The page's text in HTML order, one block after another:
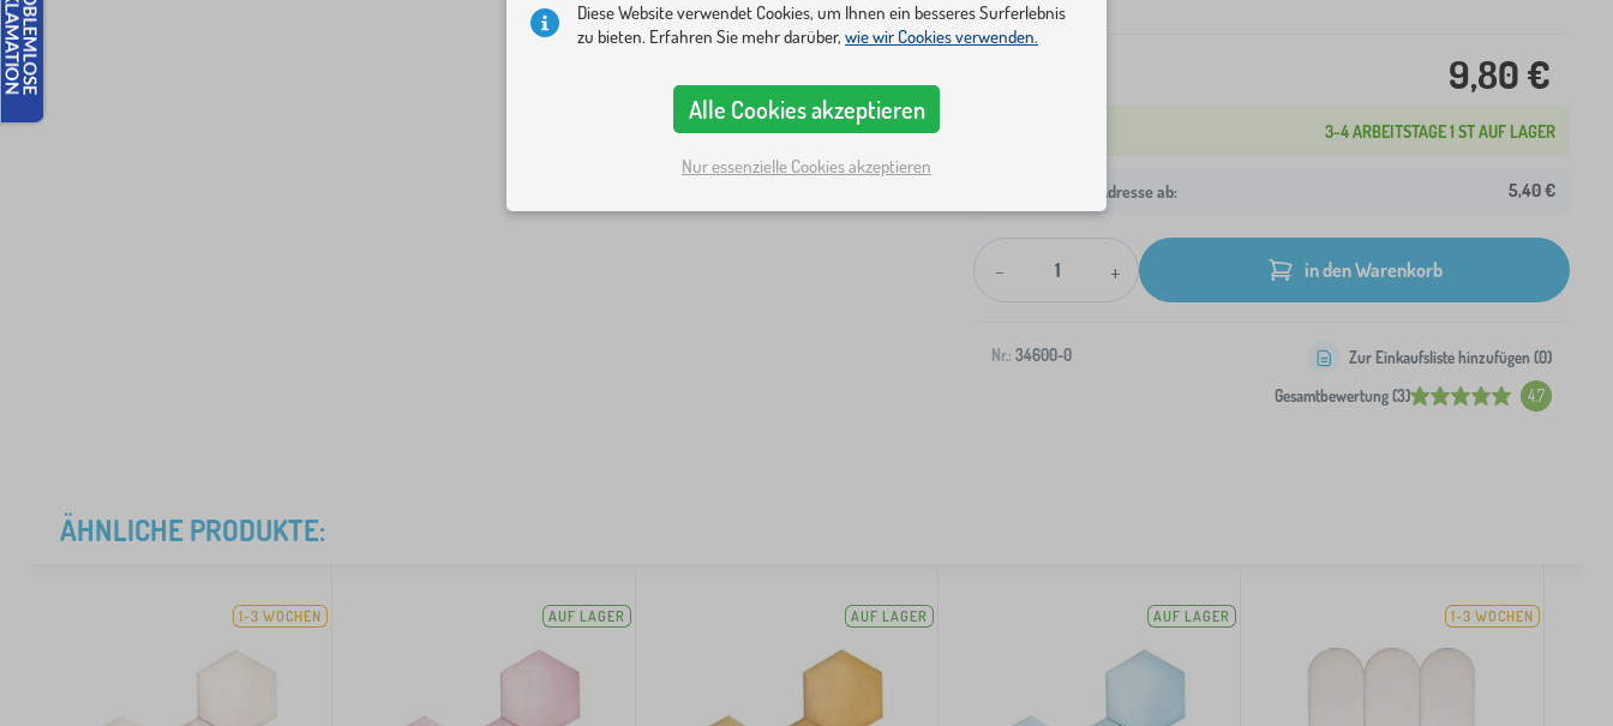
9,80 €
3-4 ARBEITSTAGE 1 ST AUF LAGER
Versand an Ihre Adresse ab: 5,40 €
- + in den Warenkorb
Nr.: 34600-0
Gesamtbewertung (3) 4.7
Zur Einkaufsliste hinzufügen (0)
ÄHNLICHE PRODUKTE:
1-3 WOCHEN AUF LAGER AUF LAGER AUF LAGER 1-3 WOCHEN
Diese Website verwendet Cookies, um Ihnen ein besseres Surferlebnis
zu bieten. Erfahren Sie mehr darüber, wie wir Cookies verwenden.
Alle Cookies akzeptieren
Nur essenzielle Cookies akzeptieren